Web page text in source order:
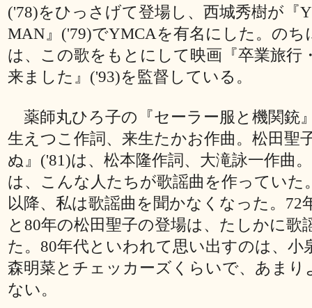
('78)をひっさげて登場し、西城秀樹が『
MAN』('79)でYMCAを有名にした。のち
は、この歌をもとにして映画『卒業旅行
来ました』('93)を監督している。
薬師丸ひろ子の『セーラー服と機関銃
生えつこ作詞、来生たかお作曲。松田聖
ぬ』('81)は、松本隆作詞、大滝詠一作曲
は、こんな人たちが歌謡曲を作っていた
以降、私は歌謡曲を聞かなくなった。72
と80年の松田聖子の登場は、たしかに歌
た。80年代といわれて思い出すのは、小
森明菜とチェッカーズくらいで、あまり
ない。